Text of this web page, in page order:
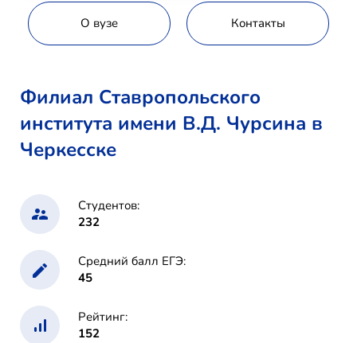
О вузе Контакты
Филиал Ставропольского
института имени В.Д. Чурсина в
Черкесске
Студентов:
232
Средний балл ЕГЭ:
45
Рейтинг:
152